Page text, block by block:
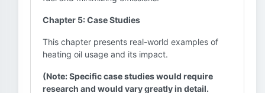
Chapter 5: Case Studies
This chapter presents real-world examples of
heating oil usage and its impact.
(Note: Specific case studies would require
research and would vary greatly in detail.